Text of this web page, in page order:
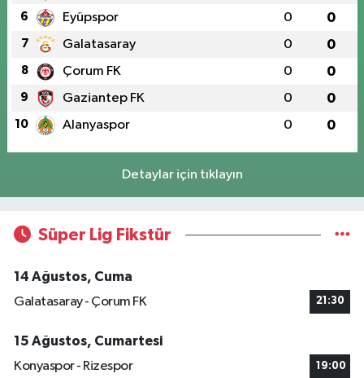
6 Eyüpspor 0 0
7 Galatasaray 0 0
8 Çorum FK 0 0
9 Gaziantep FK 0 0
10 Alanyaspor 0 0
Detaylar için tıklayın
Süper Lig Fikstür
14 Ağustos, Cuma
Galatasaray - Çorum FK
21:30
15 Ağustos, Cumartesi
Konyaspor - Rizespor
19:00